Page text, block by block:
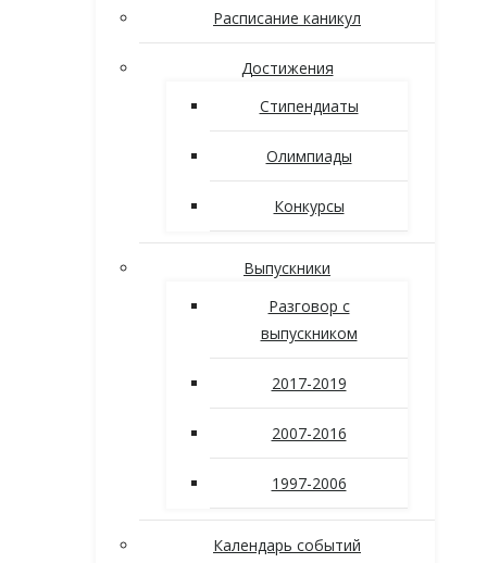
Расписание каникул
Достижения
Стипендиаты
Олимпиады
Конкурсы
Выпускники
Разговор с
выпускником
2017-2019
2007-2016
1997-2006
Календарь событий